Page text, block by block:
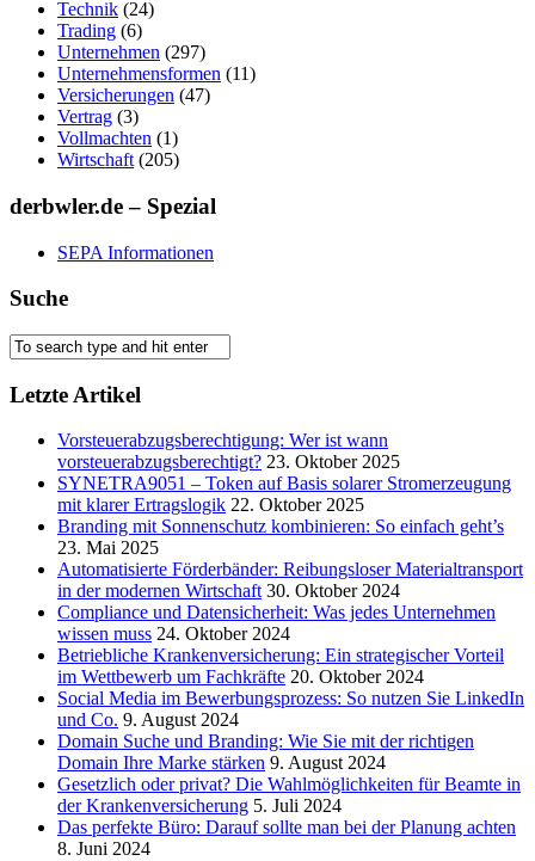
Technik (24)
Trading (6)
Unternehmen (297)
Unternehmensformen (11)
Versicherungen (47)
Vertrag (3)
Vollmachten (1)
Wirtschaft (205)
derbwler.de – Spezial
SEPA Informationen
Suche
Letzte Artikel
Vorsteuerabzugsberechtigung: Wer ist wann
vorsteuerabzugsberechtigt? 23. Oktober 2025
SYNETRA9051 – Token auf Basis solarer Stromerzeugung
mit klarer Ertragslogik 22. Oktober 2025
Branding mit Sonnenschutz kombinieren: So einfach geht’s
23. Mai 2025
Automatisierte Förderbänder: Reibungsloser Materialtransport
in der modernen Wirtschaft 30. Oktober 2024
Compliance und Datensicherheit: Was jedes Unternehmen
wissen muss 24. Oktober 2024
Betriebliche Krankenversicherung: Ein strategischer Vorteil
im Wettbewerb um Fachkräfte 20. Oktober 2024
Social Media im Bewerbungsprozess: So nutzen Sie LinkedIn
und Co. 9. August 2024
Domain Suche und Branding: Wie Sie mit der richtigen
Domain Ihre Marke stärken 9. August 2024
Gesetzlich oder privat? Die Wahlmöglichkeiten für Beamte in
der Krankenversicherung 5. Juli 2024
Das perfekte Büro: Darauf sollte man bei der Planung achten
8. Juni 2024